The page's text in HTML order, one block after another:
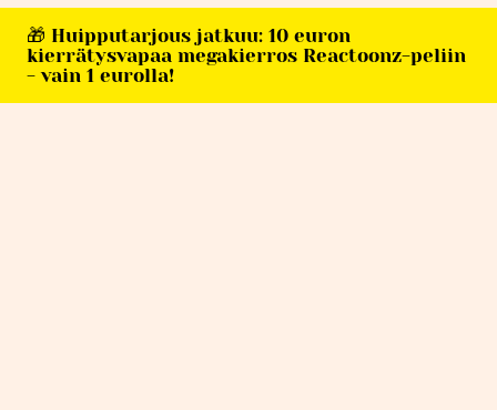
🎁 Huipputarjous jatkuu: 10 euron
kierrätysvapaa megakierros Reactoonz-peliin
- vain 1 eurolla!